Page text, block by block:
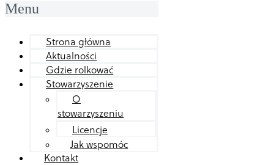
Menu
Strona główna
Aktualności
Gdzie rolkować
Stowarzyszenie
O
stowarzyszeniu
Licencje
Jak wspomóc
Kontakt